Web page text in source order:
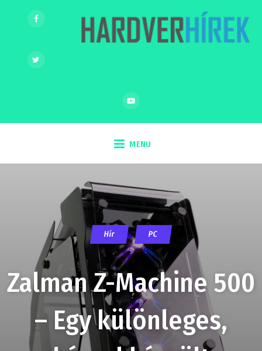
MENU
Hír PC
Zalman Z-Machine 500
– Egy különleges,